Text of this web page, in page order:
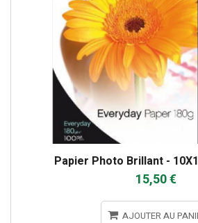
Papier Photo Brillant -
15,50 €
AJOUTER AU